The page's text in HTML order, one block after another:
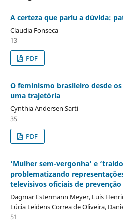
A certeza que pariu a dúvida:
Claudia Fonseca
13
PDF
O feminismo brasileiro desde
uma trajetória
Cynthia Andersen Sarti
35
PDF
‘Mulher sem-vergonha’ e
problematizando
televisivos oficiais de prevenção
Dagmar Estermann Meyer, Luis
Lúcia Leidens Correa de Oliveira,
51